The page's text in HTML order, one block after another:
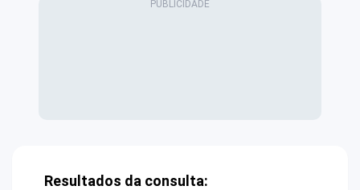
Resultados da consulta: